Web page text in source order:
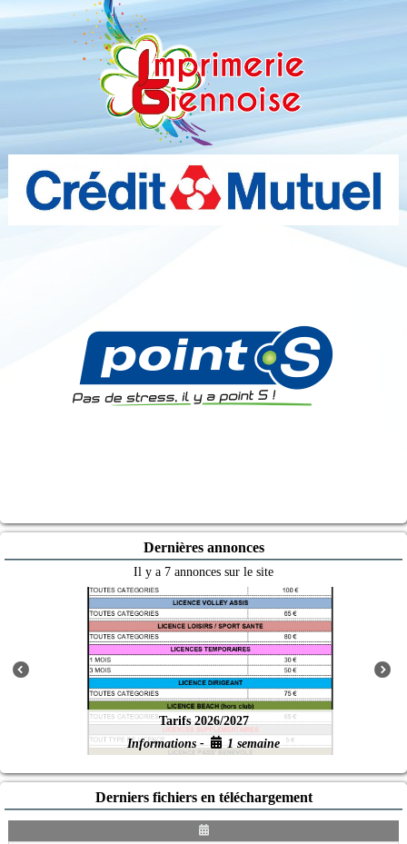
Dernières annonces
Il y a 7 annonces sur le site
Tarifs 2026/2027
Informations -
1 semaine
Derniers fichiers en téléchargement
D